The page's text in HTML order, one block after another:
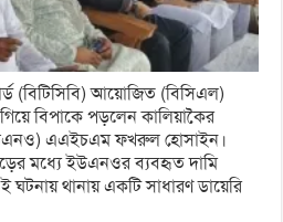
(বিটিসিবি) আয়োজিত (বিসিএল)
বিপাকে পড়লেন কালিয়াকৈর
এএইচএম ফখরুল হোসাইন।
মধ্যে ইউএনওর ব্যবহৃত দামি
থানায় একটি সাধারণ ডায়েরি